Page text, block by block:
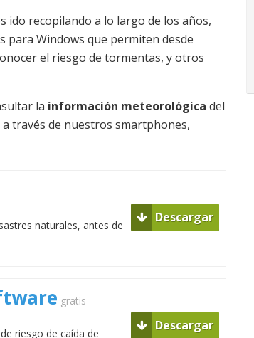
ido recopilando a lo largo de los años,
para Windows que permiten desde
el riesgo de tormentas, y otros
la información meteorológica del
través de nuestros smartphones,
naturales, antes de
Descargar
gratis
riesgo de caída de
Descargar